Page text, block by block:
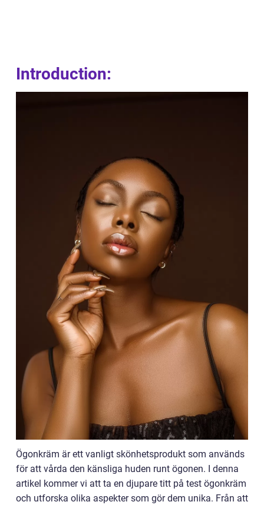
Introduction:
Ögonkräm är ett vanligt skönhetsprodukt som används
för att vårda den känsliga huden runt ögonen. I denna
artikel kommer vi att ta en djupare titt på test ögonkräm
och utforska olika aspekter som gör dem unika. Från att